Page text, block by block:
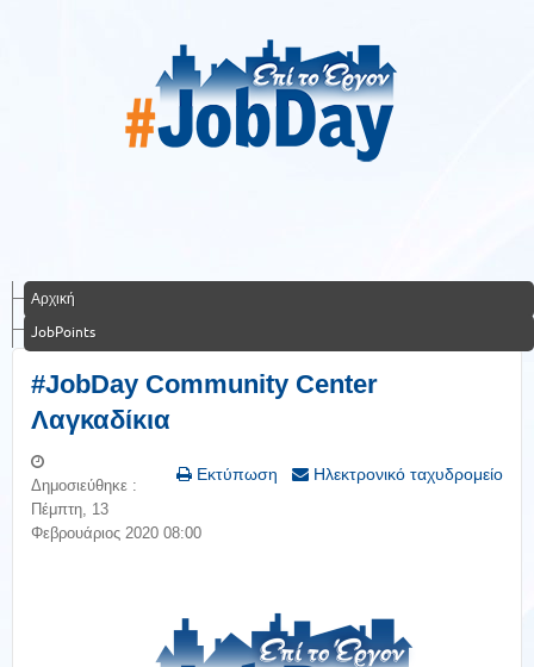
Αρχική
JobPoints
#JobDay Community Center
Λαγκαδίκια
Εκτύπωση Ηλεκτρονικό ταχυδρομείο
Δημοσιεύθηκε :
Πέμπτη, 13
Φεβρουάριος 2020 08:00